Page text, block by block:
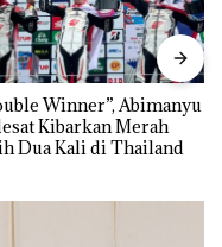
Winner”, Abimanyu
Kibarkan Merah
Dua Kali di Thailand